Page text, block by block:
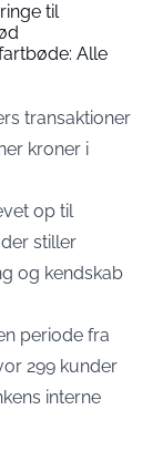
til
Alle
transaktioner
kroner i
op til
stiller
og kendskab
periode fra
299 kunder
interne